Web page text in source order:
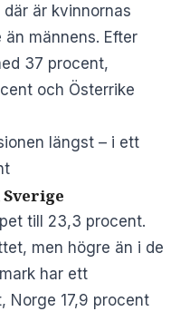
är kvinnornas
männens. Efter
37 procent,
och Österrike
längst – i ett
till 23,3 procent.
men högre än i de
har ett
Norge 17,9 procent